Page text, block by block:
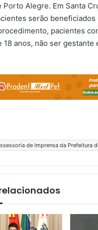
Porto Alegre. Em Santa
serão beneficiados
pacientes
18 anos, não ser gestante
de Imprensa da Prefeitura